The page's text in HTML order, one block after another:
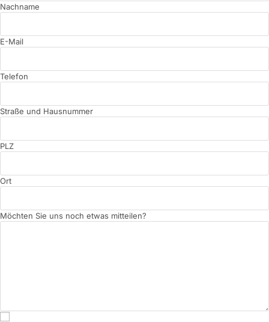
Nachname
E-Mail
Telefon
Straße und Hausnummer
PLZ
Ort
Möchten Sie uns noch etwas mitteilen?